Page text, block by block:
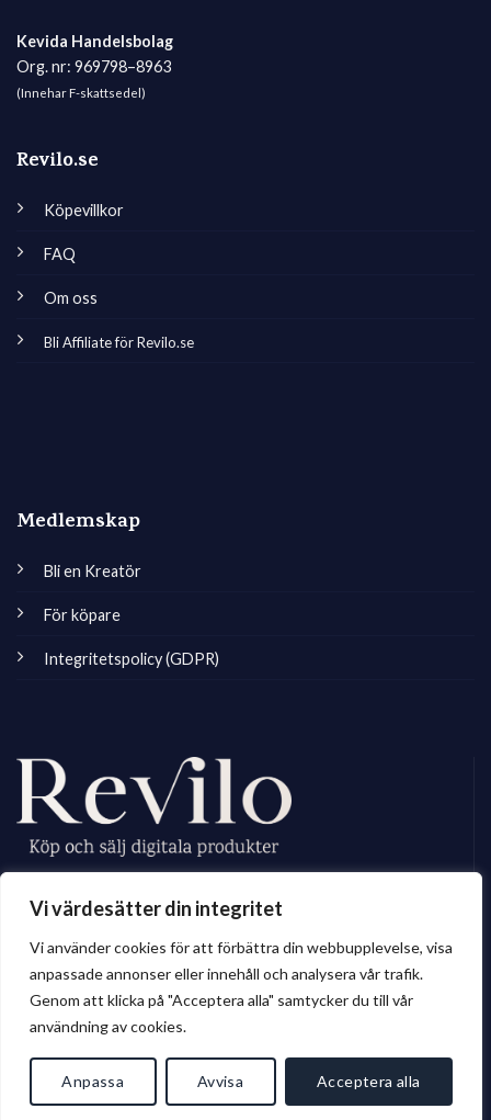
Vi värdesätter din integritet
Vi använder cookies för att förbättra din webbupplevelse, visa
anpassade annonser eller innehåll och analysera vår trafik.
Genom att klicka på "Acceptera alla" samtycker du till vår
användning av cookies.
Anpassa Avvisa Acceptera alla
erbjuder ett brett sortiment av digitalt material till privatperson och företag.
Kevida Handelsbolag
Org. nr: 969798–8963
(Innehar F-skattsedel)
Revilo.se
Köpevillkor
FAQ
Om oss
Bli Affiliate för Revilo.se
Medlemskap
Bli en Kreatör
För köpare
Integritetspolicy (GDPR)
© 2026 Revilo.se